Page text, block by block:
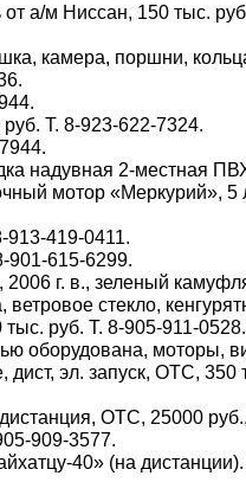
а/м Ниссан, 150 тыс.
камера, поршни,
Т. 8-923-622-7324.
надувная 2-местная
мотор «Меркурий», 5
913-419-0411.
901-615-6299.
г. в., зеленый
стекло,
руб. Т. 8-905-911-0528.
оборудована, моторы,
дист, эл. запуск, ОТС, 350
ОТС, 25000
909-3577.
40» (на дистанции).